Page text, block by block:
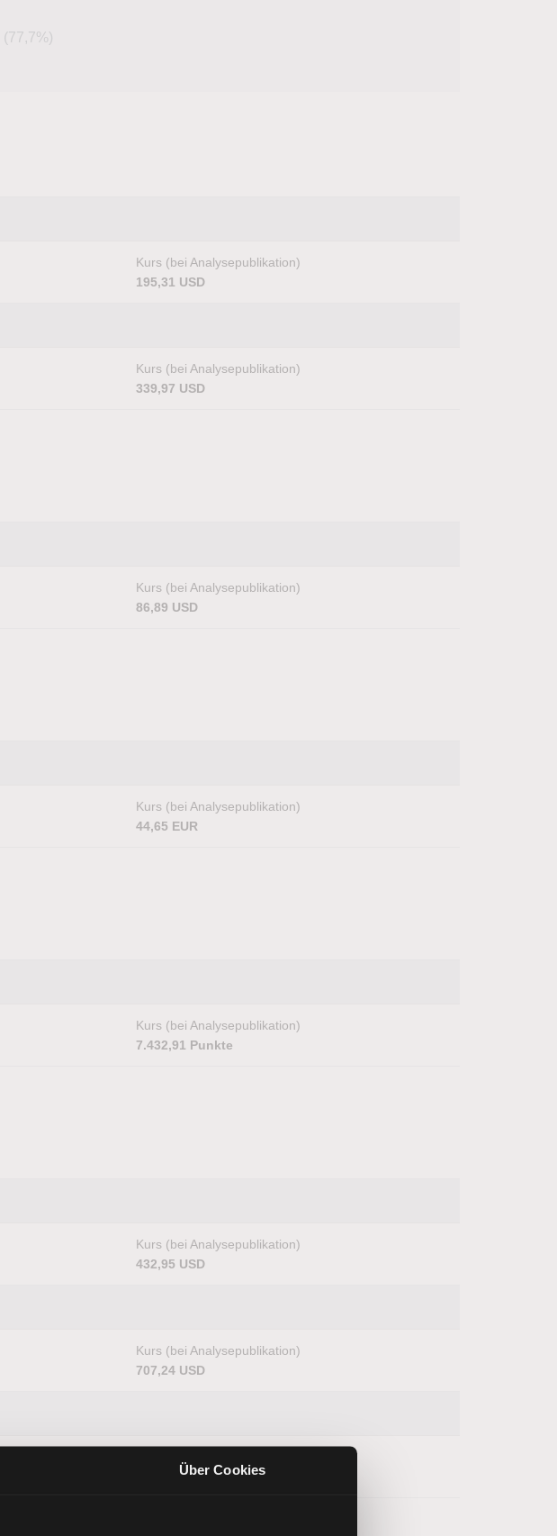
Über Cookies
(77,7%)
Kurs (bei Analysepublikation)
195,31 USD
Kurs (bei Analysepublikation)
339,97 USD
Kurs (bei Analysepublikation)
86,89 USD
Kurs (bei Analysepublikation)
44,65 EUR
Kurs (bei Analysepublikation)
7.432,91 Punkte
Kurs (bei Analysepublikation)
432,95 USD
Kurs (bei Analysepublikation)
707,24 USD
561,27 USD